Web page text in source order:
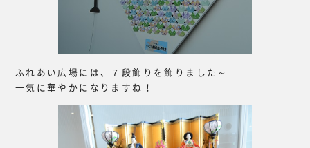
ふれあい広場には、７段飾りを飾りました～
一気に華やかになりますね！